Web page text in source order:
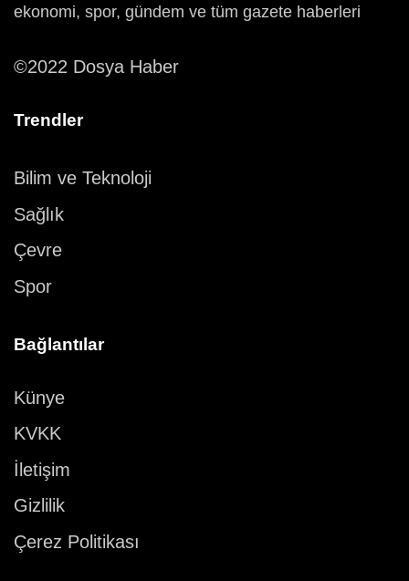
ekonomi, spor, gündem ve tüm gazete haberleri
©2022 Dosya Haber
Trendler
Bilim ve Teknoloji
Sağlık
Çevre
Spor
Bağlantılar
Künye
KVKK
İletişim
Gizlilik
Çerez Politikası